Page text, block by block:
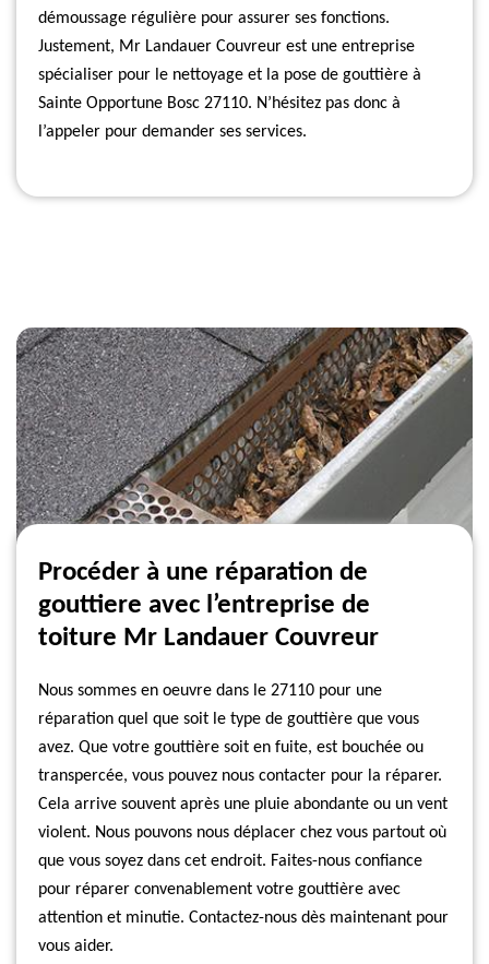
démoussage régulière pour assurer ses fonctions.
Justement, Mr Landauer Couvreur est une entreprise
spécialiser pour le nettoyage et la pose de gouttière à
Sainte Opportune Bosc 27110. N’hésitez pas donc à
l’appeler pour demander ses services.
Procéder à une réparation de
gouttiere avec l’entreprise de
toiture Mr Landauer Couvreur
Nous sommes en oeuvre dans le 27110 pour une
réparation quel que soit le type de gouttière que vous
avez. Que votre gouttière soit en fuite, est bouchée ou
transpercée, vous pouvez nous contacter pour la réparer.
Cela arrive souvent après une pluie abondante ou un vent
violent. Nous pouvons nous déplacer chez vous partout où
que vous soyez dans cet endroit. Faites-nous confiance
pour réparer convenablement votre gouttière avec
attention et minutie. Contactez-nous dès maintenant pour
vous aider.